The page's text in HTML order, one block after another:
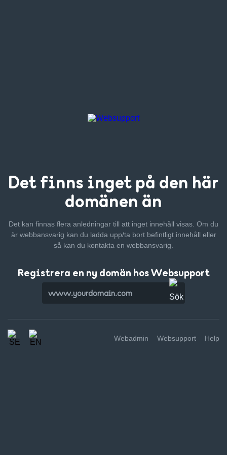
Det finns inget på den här
domänen än
Det kan finnas flera anledningar till att inget innehåll visas. Om du
är webbansvarig kan du ladda upp/ta bort befintligt innehåll eller
så kan du kontakta en webbansvarig.
Registrera en ny domän hos Websupport
Webadmin Websupport Help